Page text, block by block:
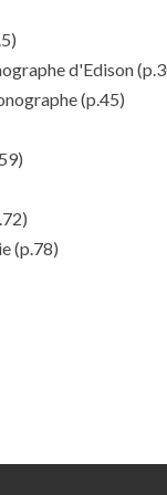
d'Edison
(p.45)
(p.78)